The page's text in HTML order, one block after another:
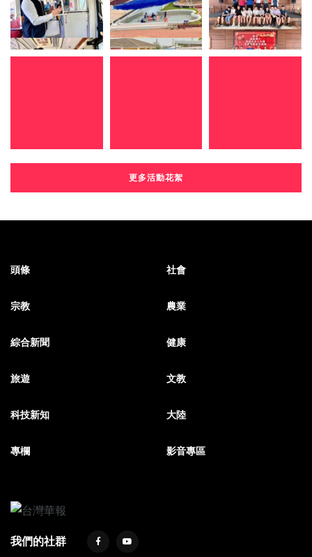
更多活動花絮
頭條 社會
宗教 農業
綜合新聞 健康
旅遊 文教
科技新知 大陸
專欄 影音專區
我們的社群